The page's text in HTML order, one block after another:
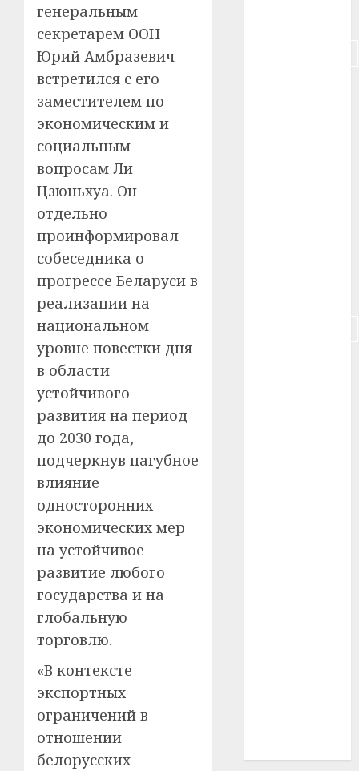
генеральным
секретарем ООН
Юрий Амбразевич
встретился с его
заместителем по
экономическим и
социальным
вопросам Ли
Цзюньхуа. Он
отдельно
проинформировал
собеседника о
прогрессе Беларуси в
реализации на
национальном
уровне повестки дня
в области
устойчивого
развития на период
до 2030 года,
подчеркнув пагубное
влияние
односторонних
экономических мер
на устойчивое
развитие любого
государства и на
глобальную
торговлю.
«В контексте
экспортных
ограничений в
отношении
белорусских